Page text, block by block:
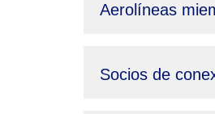
Aerolíneas
Socios de